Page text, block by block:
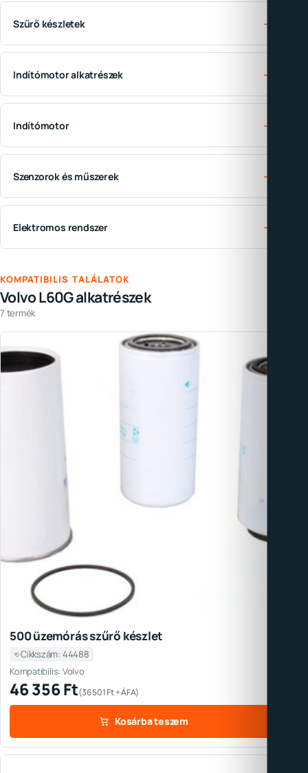
Szűrő készletek →
Indítómotor alkatrészek →
Indítómotor →
Szenzorok és műszerek →
Elektromos rendszer →
KOMPATIBILIS TALÁLATOK
Volvo L60G alkatrészek
7 termék
500 üzemórás szűrő készlet
Cikkszám: 44488
Kompatibilis: Volvo
46 356Ft(36 501Ft+ ÁFA)
Kosárba teszem